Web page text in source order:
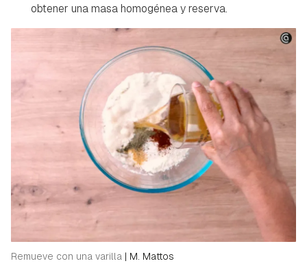
obtener una masa homogénea y reserva.
Remueve con una varilla | M. Mattos